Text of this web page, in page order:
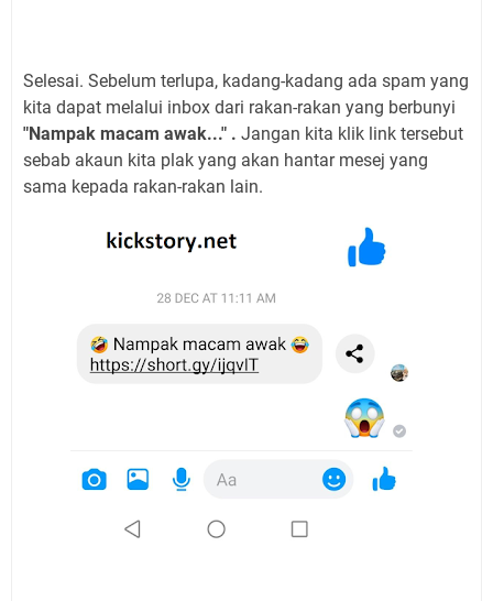
Selesai. Sebelum terlupa, kadang-kadang ada spam yang
kita dapat melalui inbox dari rakan-rakan yang berbunyi
"Nampak macam awak..." . Jangan kita klik link tersebut
sebab akaun kita plak yang akan hantar mesej yang
sama kepada rakan-rakan lain.